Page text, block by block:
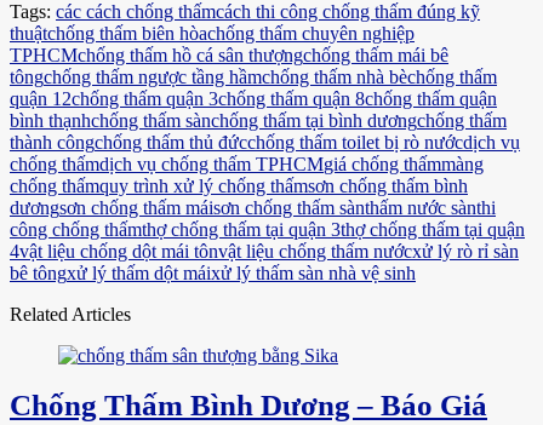
Tags: các cách chống thấmcách thi công chống thấm đúng kỹ
thuậtchống thấm biên hòachống thấm chuyên nghiệp
TPHCMchống thấm hồ cá sân thượngchống thấm mái bê
tôngchống thấm ngược tầng hầmchống thấm nhà bèchống thấm
quận 12chống thấm quận 3chống thấm quận 8chống thấm quận
bình thạnhchống thấm sànchống thấm tại bình dươngchống thấm
thành côngchống thấm thủ đứcchống thấm toilet bị rò nướcdịch vụ
chống thấmdịch vụ chống thấm TPHCMgiá chống thấmmàng
chống thấmquy trình xử lý chống thấmsơn chống thấm bình
dươngsơn chống thấm máisơn chống thấm sànthấm nước sànthi
công chống thấmthợ chống thấm tại quận 3thợ chống thấm tại quận
4vật liệu chống dột mái tônvật liệu chống thấm nướcxử lý rò rỉ sàn
bê tôngxử lý thấm dột máixử lý thấm sàn nhà vệ sinh
Related Articles
Chống Thấm Bình Dương – Báo Giá